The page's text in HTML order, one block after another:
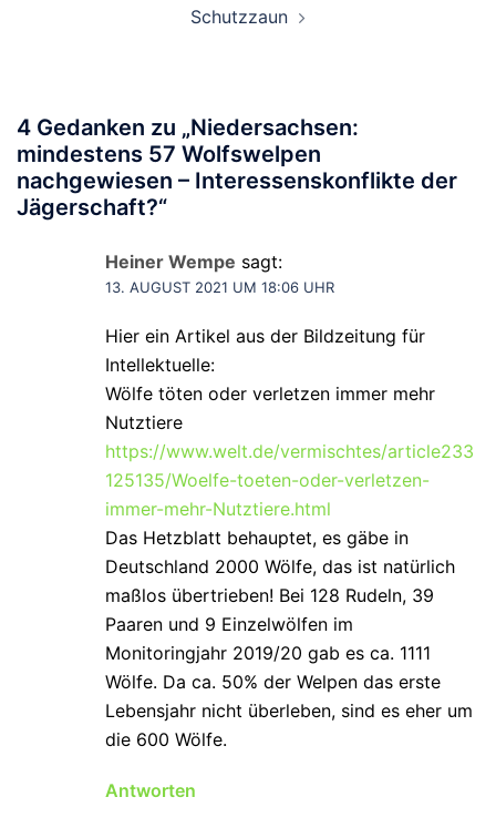
Schutzzaun
4 Gedanken zu „Niedersachsen:
mindestens 57 Wolfswelpen
nachgewiesen – Interessenskonflikte der
Jägerschaft?“
Heiner Wempe sagt:
13. AUGUST 2021 UM 18:06 UHR
Hier ein Artikel aus der Bildzeitung für
Intellektuelle:
Wölfe töten oder verletzen immer mehr
Nutztiere
https://www.welt.de/vermischtes/article233
125135/Woelfe-toeten-oder-verletzen-
immer-mehr-Nutztiere.html
Das Hetzblatt behauptet, es gäbe in
Deutschland 2000 Wölfe, das ist natürlich
maßlos übertrieben! Bei 128 Rudeln, 39
Paaren und 9 Einzelwölfen im
Monitoringjahr 2019/20 gab es ca. 1111
Wölfe. Da ca. 50% der Welpen das erste
Lebensjahr nicht überleben, sind es eher um
die 600 Wölfe.
Antworten